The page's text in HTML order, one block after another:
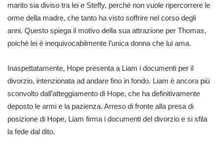
marito sia diviso tra lei e Steffy, perché non vuole ripercorrere le
orme della madre, che tanto ha visto soffrire nel corso degli
anni. Questo spiega il motivo della sua attrazione per Thomas,
poiché lei è inequivocabilmente l’unica donna che lui ama.
Inaspettatamente, Hope presenta a Liam i documenti per il
divorzio, intenzionata ad andare fino in fondo. Liam è ancora più
sconvolto dall’atteggiamento di Hope, che ha definitivamente
deposto le armi e la pazienza. Arreso di fronte alla presa di
posizione di Hope, Liam firma i documenti del divorzio e si sfila
la fede dal dito.